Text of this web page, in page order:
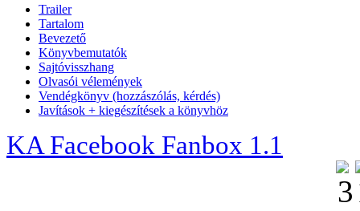
Trailer
Tartalom
Bevezető
Könyvbemutatók
Sajtóvisszhang
Olvasói vélemények
Vendégkönyv (hozzászólás, kérdés)
Javítások + kiegészítések a könyvhöz
KA Facebook Fanbox 1.1